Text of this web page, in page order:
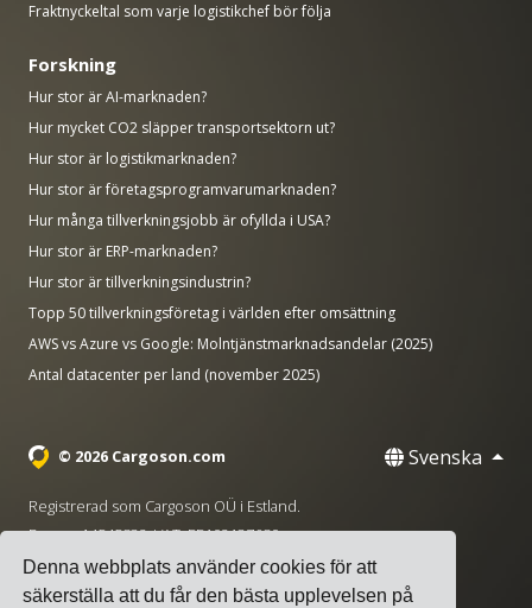
Denna webbplats använder cookies för att
säkerställa att du får den bästa upplevelsen på
Fraktnyckeltal som varje logistikchef bör följa
Forskning
Hur stor är AI-marknaden?
Hur mycket CO2 släpper transportsektorn ut?
Hur stor är logistikmarknaden?
Hur stor är företagsprogramvarumarknaden?
Hur många tillverkningsjobb är ofyllda i USA?
Hur stor är ERP-marknaden?
Hur stor är tillverkningsindustrin?
Topp 50 tillverkningsföretag i världen efter omsättning
AWS vs Azure vs Google: Molntjänstmarknadsandelar (2025)
Antal datacenter per land (november 2025)
© 2026 Cargoson.com Svenska
Registrerad som Cargoson OÜ i Estland.
Reg nr: 14545832. VAT: EE102137680.
Huvudkontor: Pärnu mnt. 141, 11314 Tallinn, Estland